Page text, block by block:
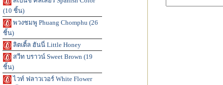
(10 ชิ้น)
พวงชมพู Phuang Chomphu (26
ชิ้น)
ลิตเติ้ล ฮันนี่ Little Honey
สวีท บราวน์ Sweet Brown (19
ชิ้น)
ไวท์ ฟลาวเวอร์ White Flower